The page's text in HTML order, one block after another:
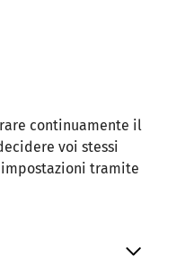
continuamente il
voi stessi
tramite